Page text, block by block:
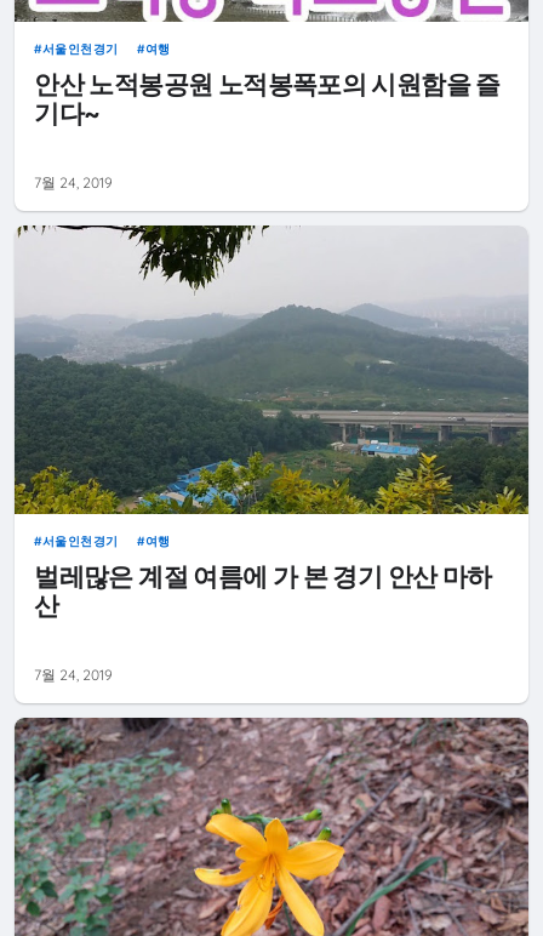
서울인천경기 여행
안산 노적봉공원 노적봉폭포의 시원함을 즐
기다~
7월 24, 2019
서울인천경기 여행
벌레많은 계절 여름에 가 본 경기 안산 마하
산
7월 24, 2019